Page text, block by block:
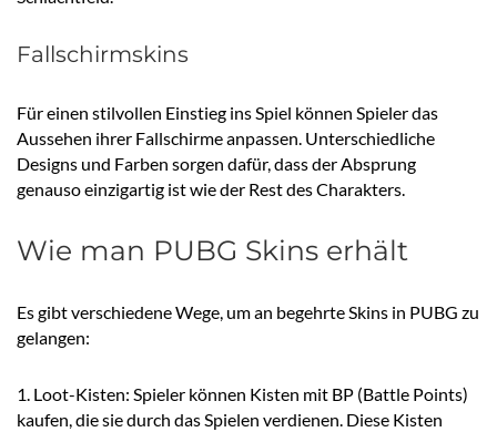
Fallschirmskins
Für einen stilvollen Einstieg ins Spiel können Spieler das
Aussehen ihrer Fallschirme anpassen. Unterschiedliche
Designs und Farben sorgen dafür, dass der Absprung
genauso einzigartig ist wie der Rest des Charakters.
Wie man PUBG Skins erhält
Es gibt verschiedene Wege, um an begehrte Skins in PUBG zu
gelangen:
1. Loot-Kisten: Spieler können Kisten mit BP (Battle Points)
kaufen, die sie durch das Spielen verdienen. Diese Kisten